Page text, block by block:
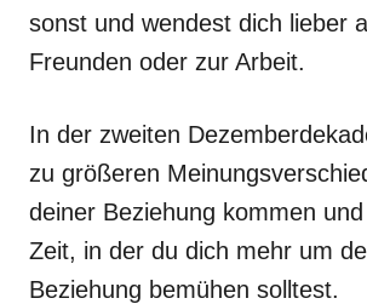
sonst und wendest dich lieber
Freunden oder zur Arbeit.
In der zweiten
zu größeren
deiner Beziehung kommen
Zeit, in der du dich mehr um
Beziehung bemühen solltest.